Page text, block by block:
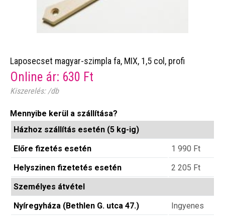
Laposecset magyar-szimpla fa, MIX, 1,5 col, profi
Online ár: 630 Ft
Kiszerelés: /db
Mennyibe kerül a szállítása?
Házhoz szállítás esetén (5 kg-ig)
Előre fizetés esetén
1 990 Ft
Helyszinen fizetetés esetén
2 205 Ft
Személyes átvétel
Nyíregyháza (Bethlen G. utca 47.)
Ingyenes